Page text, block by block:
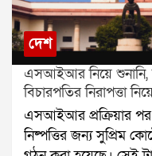
দেশ
এসআইআর নিয়ে শুনানি,
বিচারপতির নিরাপত্তা
এসআইআর প্রক্রিয়ার পর
নিষ্পত্তির জন্য সুপ্রিম